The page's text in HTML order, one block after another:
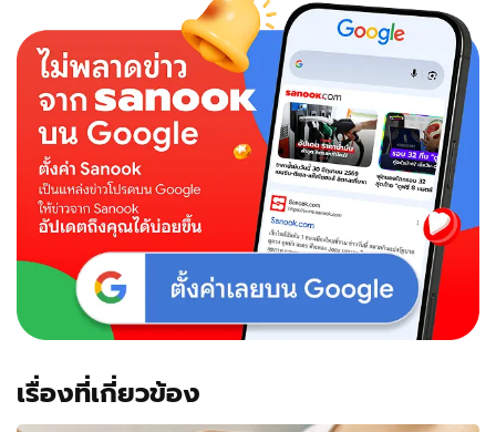
เรื่องที่เกี่ยวข้อง